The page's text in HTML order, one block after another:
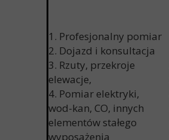
1. Profesjonalny pomiar
2. Dojazd i konsultacja
3. Rzuty, przekroje
elewacje,
4. Pomiar elektryki,
wod-kan, CO, innych
elementów stałego
wyposażenia